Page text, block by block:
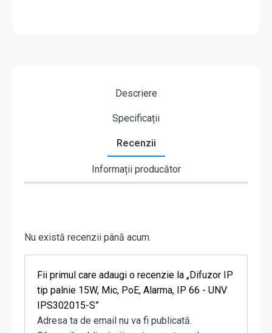
Descriere
Specificații
Recenzii
Informații producător
Nu există recenzii până acum.
Fii primul care adaugi o recenzie la „Difuzor IP
tip palnie 15W, Mic, PoE, Alarma, IP 66 - UNV
IPS302015-S”
Adresa ta de email nu va fi publicată.